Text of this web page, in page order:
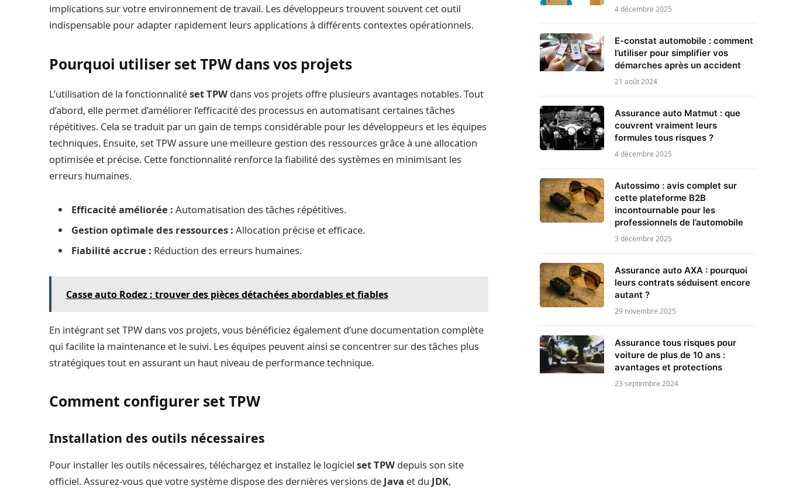
implications sur votre environnement de travail. Les développeurs trouvent souvent cet outil
indispensable pour adapter rapidement leurs applications à différents contextes opérationnels.
Pourquoi utiliser set TPW dans vos projets
L’utilisation de la fonctionnalitéset TPW dans vos projets offre plusieurs avantages notables. Tout
d’abord, elle permet d’améliorer l’efficacité des processus en automatisant certaines tâches
répétitives. Cela se traduit par un gain de temps considérable pour les développeurs et les équipes
techniques. Ensuite, set TPW assure une meilleure gestion des ressources grâce à une allocation
optimisée et précise. Cette fonctionnalité renforce la fiabilité des systèmes en minimisant les
erreurs humaines.
Efficacité améliorée : Automatisation des tâches répétitives.
Gestion optimale des ressources : Allocation précise et efficace.
Fiabilité accrue : Réduction des erreurs humaines.
Casse auto Rodez : trouver des pièces détachées abordables et fiables
En intégrant set TPW dans vos projets, vous bénéficiez également d’une documentation complète
qui facilite la maintenance et le suivi. Les équipes peuvent ainsi se concentrer sur des tâches plus
stratégiques tout en assurant un haut niveau de performance technique.
Comment configurer set TPW
Installation des outils nécessaires
Pour installer les outils nécessaires, téléchargez et installez le logicielset TPW depuis son site
officiel. Assurez-vous que votre système dispose des dernières versions de Java et du JDK,
4 décembre 2025
E-constat automobile : comment
l’utiliser pour simplifier vos
démarches après un accident
21 août 2024
Assurance auto Matmut : que
couvrent vraiment leurs
formules tous risques ?
4 décembre 2025
Autossimo : avis complet sur
cette plateforme B2B
incontournable pour les
professionnels de l’automobile
3 décembre 2025
Assurance auto AXA : pourquoi
leurs contrats séduisent encore
autant ?
29 novembre 2025
Assurance tous risques pour
voiture de plus de 10 ans :
avantages et protections
23 septembre 2024